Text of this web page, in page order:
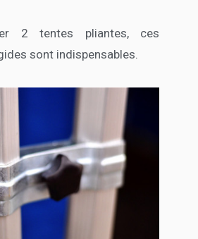
2 tentes pliantes, ces
sont indispensables.